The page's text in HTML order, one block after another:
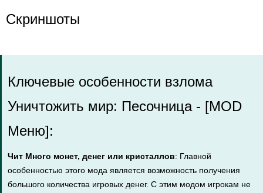
Скриншоты
Ключевые особенности взлома
Уничтожить мир: Песочница - [MOD
Меню]:
Чит Много монет, денег или кристаллов: Главной
особенностью этого мода является возможность получения
большого количества игровых денег. С этим модом игрокам не